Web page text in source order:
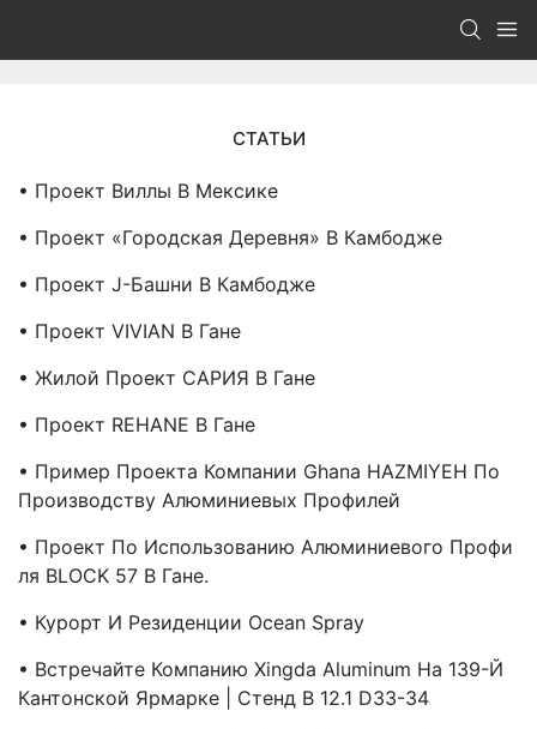
СТАТЬИ
• Проект Виллы В Мексике
• Проект «Городская Деревня» В Камбодже
• Проект J-Башни В Камбодже
• Проект VIVIAN В Гане
• Жилой Проект САРИЯ В Гане
• Проект REHANE В Гане
• Пример Проекта Компании Ghana HAZMIYEH По
Производству Алюминиевых Профилей
• Проект По Использованию Алюминиевого Профи
Ля BLOCK 57 В Гане.
• Курорт И Резиденции Ocean Spray
• Встречайте Компанию Xingda Aluminum На 139-Й
Кантонской Ярмарке | Стенд B 12.1 D33-34